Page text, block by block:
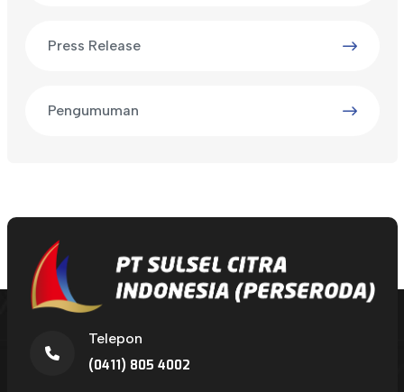
Press Release
Pengumuman
Telepon
(0411) 805 4002